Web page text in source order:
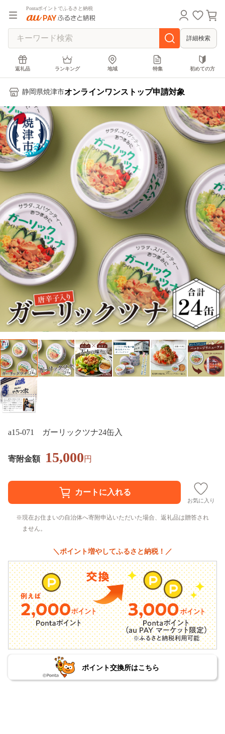
Pontaポイントでふるさと納税
詳細検索
返礼品 ランキング 地域 特集 初めての方
静岡県焼津市オンラインワンストップ申請対象
a15-071 ガーリックツナ24缶入
寄附金額 15,000円
お気に入り
現在お住まいの自治体へ寄附申込いただいた場合、返礼品は贈答され
ません。
＼ポイント増やしてふるさと納税！／
ポイント交換所はこちら